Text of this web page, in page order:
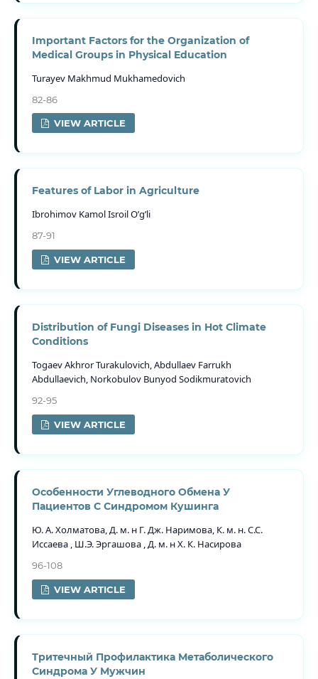
Important Factors for the Organization of
Medical Groups in Physical Education
Turayev Makhmud Mukhamedovich
82-86
VIEW ARTICLE
Features of Labor in Agriculture
Ibrohimov Kamol Isroil O’g’li
87-91
VIEW ARTICLE
Distribution of Fungi Diseases in Hot Climate
Conditions
Togaev Akhror Turakulovich, Abdullaev Farrukh
Abdullaevich, Norkobulov Bunyod Sodikmuratovich
92-95
VIEW ARTICLE
Особенности Углеводного Обмена У
Пациентов С Синдромом Кушинга
Ю. А. Холматова, Д. м. н Г. Дж. Наримова, К. м. н. С.С.
Иссаева , Ш.Э. Эргашова , Д. м. н Х. К. Насирова
96-108
VIEW ARTICLE
Тритечный Профилактика Метаболического
Синдрома У Мужчин